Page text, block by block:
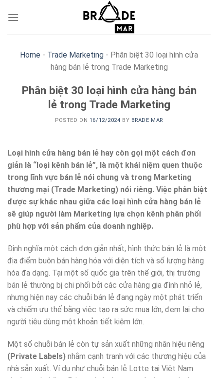
Home - Trade Marketing - Phân biệt 30 loại hình cửa
hàng bán lẻ trong Trade Marketing
Phân biệt 30 loại hình cửa hàng bán
lẻ trong Trade Marketing
POSTED ON 16/12/2024 BY BRADE MAR
Loại hình cửa hàng bán lẻ hay còn gọi một cách đơn
giản là “loại kênh bán lẻ”, là một khái niệm quen thuộc
trong lĩnh vực bán lẻ nói chung và trong Marketing
thương mại (Trade Marketing) nói riêng. Việc phân biệt
được sự khác nhau giữa các loại hình cửa hàng bán lẻ
sẽ giúp người làm Marketing lựa chọn kênh phân phối
phù hợp với sản phẩm của doanh nghiệp.
Định nghĩa một cách đơn giản nhất, hình thức bán lẻ là một
địa điểm buôn bán hàng hóa với diện tích và số lượng hàng
hóa đa dạng. Tại một số quốc gia trên thế giới, thị trường
bán lẻ thường bị chi phối bởi các cửa hàng gia đình nhỏ lẻ,
nhưng hiện nay các chuỗi bán lẻ đang ngày một phát triển
và chiếm ưu thế bằng việc tạo ra sức mua lớn, đem lại cho
người tiêu dùng một khoản tiết kiệm lớn.
Một số chuỗi bán lẻ còn tự sản xuất những nhãn hiệu riêng
(Private Labels) nhằm cạnh tranh với các thương hiệu của
nhà sản xuất. Ví dụ như chuỗi bán lẻ Lotte tại Việt Nam